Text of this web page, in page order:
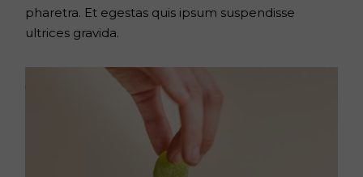
pharetra. Et egestas quis ipsum suspendisse
ultrices gravida.